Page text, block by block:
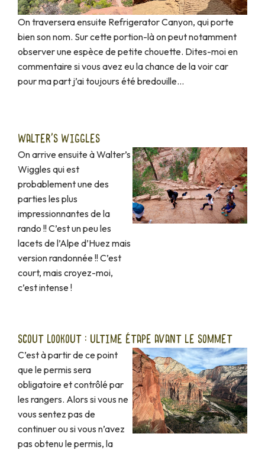
On traversera ensuite Refrigerator Canyon, qui porte
bien son nom. Sur cette portion-là on peut notamment
observer une espèce de petite chouette. Dites-moi en
commentaire si vous avez eu la chance de la voir car
pour ma part j’ai toujours été bredouille…
WALTER'S WIGGLES
On arrive ensuite à Walter’s
Wiggles qui est
probablement une des
parties les plus
impressionnantes de la
rando !! C’est un peu les
lacets de l’Alpe d’Huez mais
version randonnée !! C’est
court, mais croyez-moi,
c’est intense !
SCOUT LOOKOUT : ULTIME ÉTAPE AVANT LE SOMMET
C’est à partir de ce point
que le permis sera
obligatoire et contrôlé par
les rangers. Alors si vous ne
vous sentez pas de
continuer ou si vous n’avez
pas obtenu le permis, la